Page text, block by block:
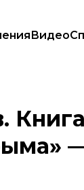
Видео
Крыма» —